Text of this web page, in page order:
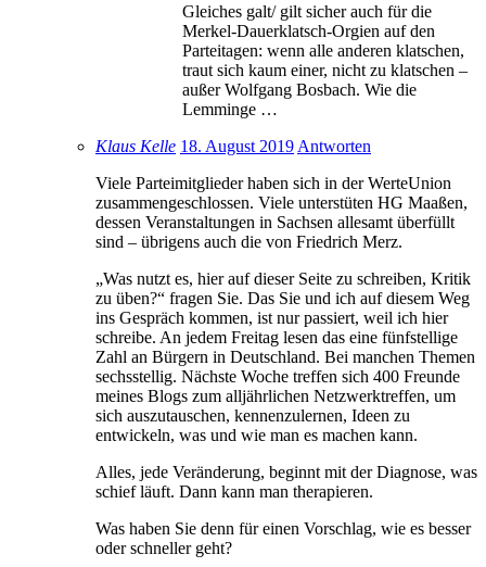
Gleiches galt/ gilt sicher auch für die
Merkel-Dauerklatsch-Orgien auf den
Parteitagen: wenn alle anderen klatschen,
traut sich kaum einer, nicht zu klatschen –
außer Wolfgang Bosbach. Wie die
Lemminge …
Klaus Kelle 18. August 2019 Antworten
Viele Parteimitglieder haben sich in der WerteUnion
zusammengeschlossen. Viele unterstüten HG Maaßen,
dessen Veranstaltungen in Sachsen allesamt überfüllt
sind – übrigens auch die von Friedrich Merz.
„Was nutzt es, hier auf dieser Seite zu schreiben, Kritik
zu üben?“ fragen Sie. Das Sie und ich auf diesem Weg
ins Gespräch kommen, ist nur passiert, weil ich hier
schreibe. An jedem Freitag lesen das eine fünfstellige
Zahl an Bürgern in Deutschland. Bei manchen Themen
sechsstellig. Nächste Woche treffen sich 400 Freunde
meines Blogs zum alljährlichen Netzwerktreffen, um
sich auszutauschen, kennenzulernen, Ideen zu
entwickeln, was und wie man es machen kann.
Alles, jede Veränderung, beginnt mit der Diagnose, was
schief läuft. Dann kann man therapieren.
Was haben Sie denn für einen Vorschlag, wie es besser
oder schneller geht?